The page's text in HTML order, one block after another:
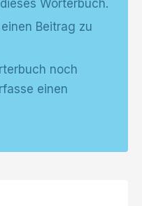
Wörterbuch.
einen Beitrag zu
noch
einen